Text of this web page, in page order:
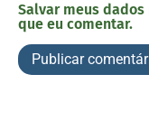
Salvar meus
que eu comentar.